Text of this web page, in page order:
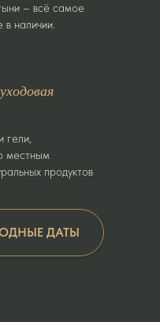
– всё самое
наличии.
гели,
местным
продуктов
ДАТЫ